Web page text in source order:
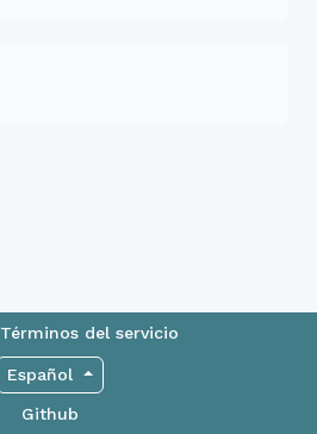
Términos del servicio
Español
Github